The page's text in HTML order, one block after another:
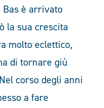
Bas è arrivato
la sua crescita
molto eclettico,
di tornare giù
corso degli anni
a fare